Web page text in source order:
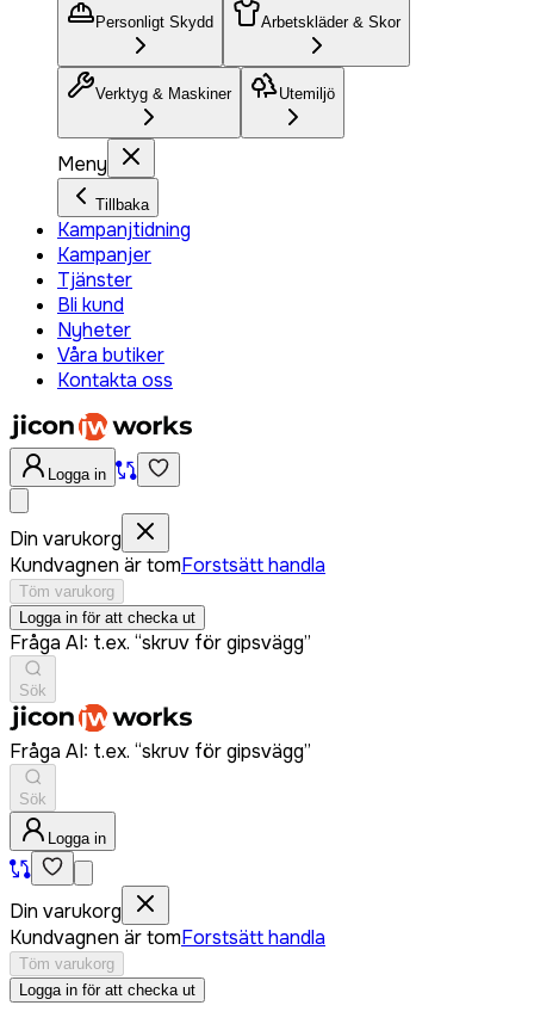
Personligt Skydd Arbetskläder & Skor
Verktyg & Maskiner Utemiljö
Meny
Tillbaka
Kampanjtidning
Kampanjer
Tjänster
Bli kund
Nyheter
Våra butiker
Kontakta oss
Logga in
Din varukorg
Kundvagnen är tomForstsätt handla
Töm varukorg
Logga in för att checka ut
Fråga AI: t.ex. “skruv för gipsvägg”
Sök
Fråga AI: t.ex. “skruv för gipsvägg”
Sök
Logga in
Din varukorg
Kundvagnen är tomForstsätt handla
Töm varukorg
Logga in för att checka ut